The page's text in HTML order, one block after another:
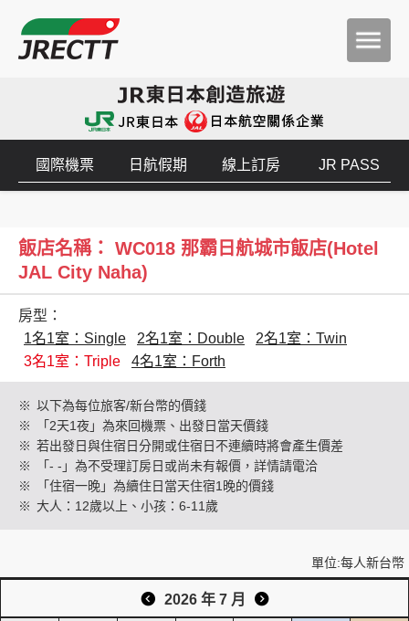
創造旅遊
國際機票 日航假期 線上訂房 JR PASS
飯店名稱： WC018 那霸日航城市飯店(Hotel
JAL City Naha)
房型：
1名1室：Single
2名1室：Double
2名1室：Twin
3名1室：Triple
4名1室：Forth
※ 以下為每位旅客/新台幣的價錢
※
「2天1夜」為來回機票、出發日當天價錢
※ 若出發日與住宿日分開或住宿日不連續時將會產生價差
※
「- -」為不受理訂房日或尚未有報價，詳情請電洽
※
「住宿一晚」為續住日當天住宿1晚的價錢
※ 大人：12歲以上、小孩：6-11歲
單位:每人新台幣
2026 年 7 月